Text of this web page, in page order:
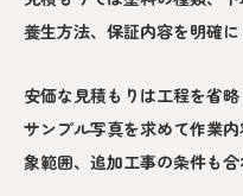
養生方法、保証内容を明確
安価な見積もりは工程を省
サンプル写真を求めて作業
象範囲、追加工事の条件も